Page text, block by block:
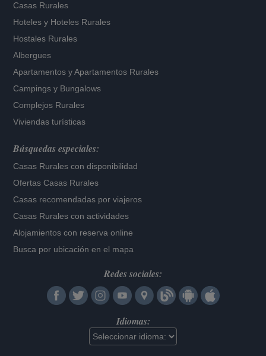
Casas Rurales
Hoteles y Hoteles Rurales
Hostales Rurales
Albergues
Apartamentos yApartamentos Rurales
Campings y Bungalows
Complejos Rurales
Viviendas turísticas
Búsquedas especiales:
Casas Rurales con disponibilidad
Ofertas Casas Rurales
Casas recomendadas por viajeros
Casas Rurales con actividades
Alojamientos con reserva online
Busca por ubicación en el mapa
Redes sociales:
Idiomas: